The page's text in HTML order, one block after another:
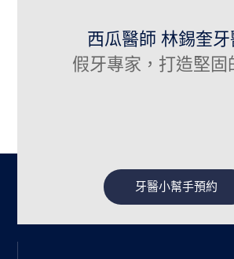
西瓜醫師 林錫奎牙
假牙專家，打造堅固
牙醫小幫手預約